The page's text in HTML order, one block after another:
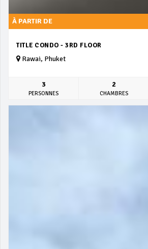
À PARTIR DE
TITLE CONDO - 3RD FLOOR
Rawai, Phuket
3
PERSONNES
2
CHAMBRES